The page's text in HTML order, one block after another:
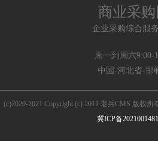
商业采购
企业采购综合服
周一到周六9:00-
中国-河北省-邯
(c)2020-2021 Copyright (c) 2011 老兵CMS 版权所
冀ICP备